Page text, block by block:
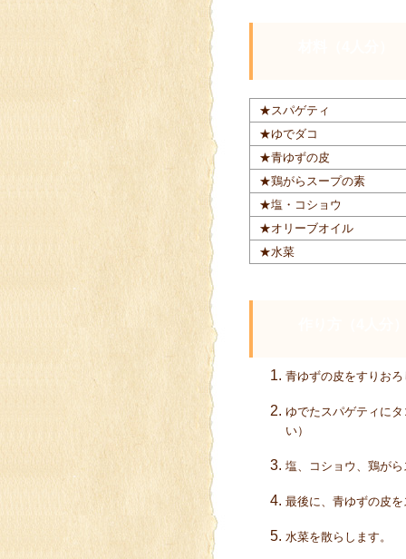
★スパゲティ
★ゆでダコ
★青ゆずの皮
★鶏がらスープの素
★塩・コショウ
★オリーブオイル
★水菜
青ゆずの皮をすりお
ゆでたスパゲティに
い）
塩、コショウ、鶏が
最後に、青ゆずの皮
水菜を散らします。